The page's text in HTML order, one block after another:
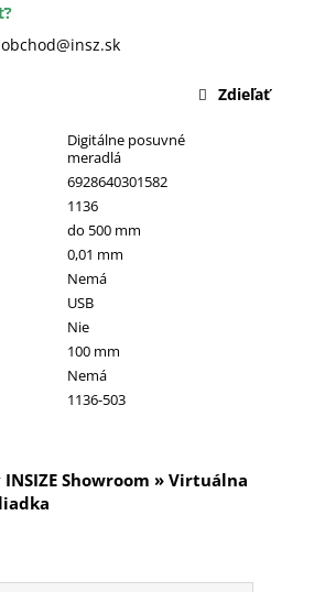
obchod@insz.sk
Digitálne posuvné
meradlá
6928640301582
1136
do 500 mm
0,01 mm
Nemá
USB
Nie
100 mm
Nemá
1136-503
Zdieľať
INSIZE Showroom » Virtuálna